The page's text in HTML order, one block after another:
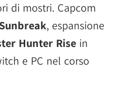
di mostri. Capcom
Sunbreak, espansione
Hunter Rise in
e PC nel corso